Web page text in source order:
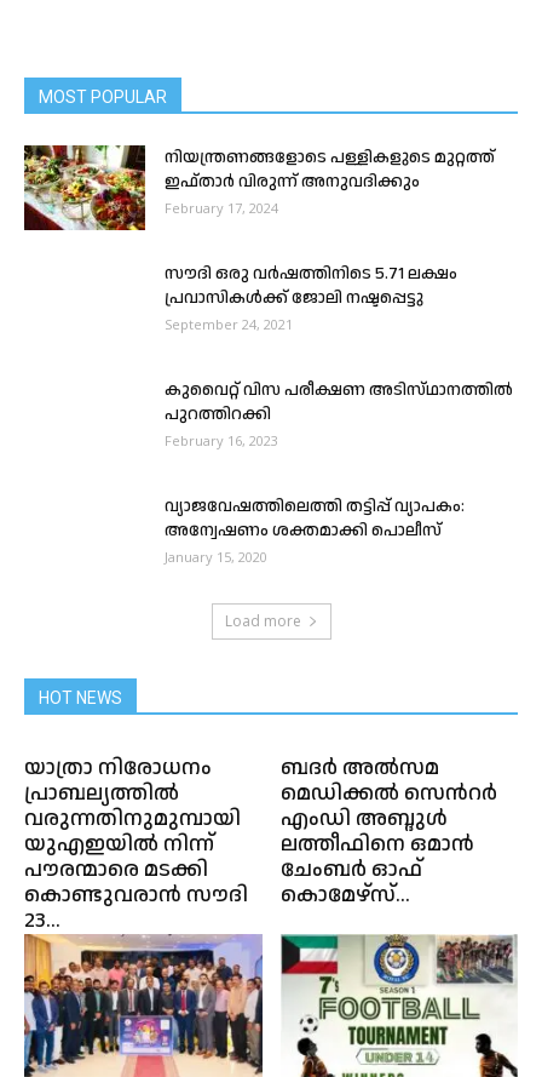
MOST POPULAR
നിയന്ത്രണങ്ങളോടെ പള്ളികളുടെ മുറ്റത്ത്
ഇഫ്താർ വിരുന്ന് അനുവദിക്കും
February 17, 2024
സൗദി ഒരു വർഷത്തിനിടെ 5.71 ലക്ഷം
പ്രവാസികൾക്ക് ജോലി നഷ്ടപ്പെട്ടു
September 24, 2021
കുവൈറ്റ് വിസ പരീക്ഷണ അടിസ്‌ഥാനത്തിൽ
പുറത്തിറക്കി
February 16, 2023
വ്യാജവേഷത്തിലെത്തി തട്ടിപ്പ് വ്യാപകം:
അന്വേഷണം ശക്തമാക്കി പൊലീസ്
January 15, 2020
Load more
HOT NEWS
യാത്രാ നിരോധനം
പ്രാബല്യത്തിൽ
വരുന്നതിനുമുമ്പായി
യുഎഇയിൽ നിന്ന്
പൗരന്മാരെ മടക്കി
കൊണ്ടുവരാൻ സൗദി
23...
ബദർ അൽസമ
മെഡിക്കൽ സെൻറർ
എംഡി അബ്ദുൾ
ലത്തീഫിനെ ഒമാൻ
ചേംബർ ഓഫ്
കൊമേഴ്‌സ്...